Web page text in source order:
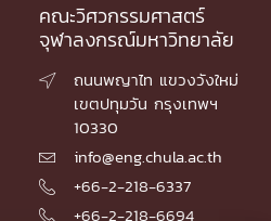
คณะวิศวกรรมศาสตร์
จุฬาลงกรณ์มหาวิทยาลัย

ถนนพญาไท แขวงวังใหม่
เขตปทุมวัน กรุงเทพฯ
10330
 info@eng.chula.ac.th
 +66-2-218-6337
 +66-2-218-6694